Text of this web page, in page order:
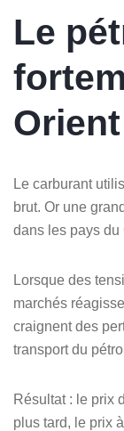
Le
Orient
Le carburant
brut. Or une
dans les pays du
Lorsque des
marchés
craignent des
transport du
Résultat : le prix
plus tard, le prix